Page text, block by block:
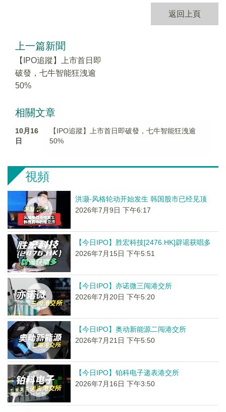
返回上頁
上一篇新聞
【IPO追蹤】上市首日即
破發，七牛智能狂洩逾
50%
相關文章
10月16
日
【IPO追蹤】上市首日即破發，七牛智能狂洩逾
50%
視頻
洪灏-风格轮动开始发生 韩国股市已经见顶
2026年7月9日 下午6:17
【今日IPO】胜宏科技[2476.HK]辟谣获唱多
2026年7月15日 下午5:51
【今日IPO】亦诺微三闯港交所
2026年7月20日 下午5:20
【今日IPO】奥动新能源二闯港交所
2026年7月21日 下午5:50
【今日IPO】铂科电子递表港交所
2026年7月16日 下午3:50